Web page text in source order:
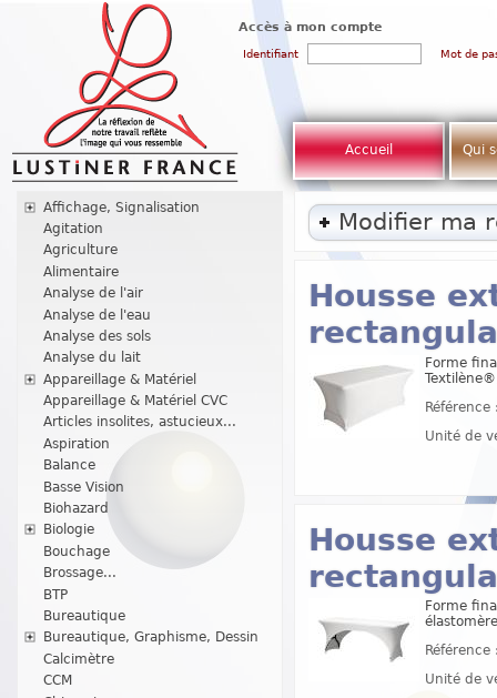
Accès à mon compte
Identifiant Mot de
Accueil Qui
Affichage, Signalisation
Agitation
Agriculture
Alimentaire
Analyse de l'air
Analyse de l'eau
Analyse des sols
Analyse du lait
Appareillage & Matériel
Appareillage & Matériel CVC
Articles insolites, astucieux...
Aspiration
Balance
Basse Vision
Biohazard
Biologie
Bouchage
Brossage...
BTP
Bureautique
Bureautique, Graphisme, Dessin
Calcimètre
CCM
Modifier ma
Housse
Forme
Unité de
Housse
Forme
Unité de